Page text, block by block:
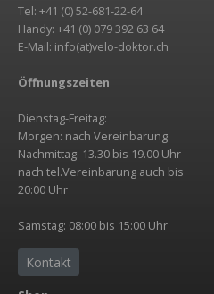
Tel: +41 (0) 52-681-22-64
Handy: +41 (0) 079 392 63 64
E-Mail: info(at)velo-doktor.ch
Öffnungszeiten
Dienstag-Freitag:
Morgen: nach Vereinbarung
Nachmittag: 13.30 bis 19.00 Uhr
nach tel.Vereinbarung auch bis
20:00 Uhr
Samstag: 08:00 bis 15:00 Uhr
Kontakt